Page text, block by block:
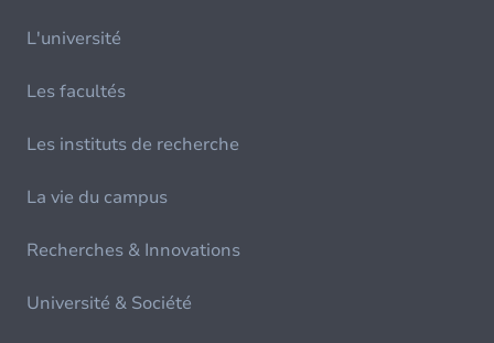
L'université
Les facultés
Les instituts de recherche
La vie du campus
Recherches & Innovations
Université & Société